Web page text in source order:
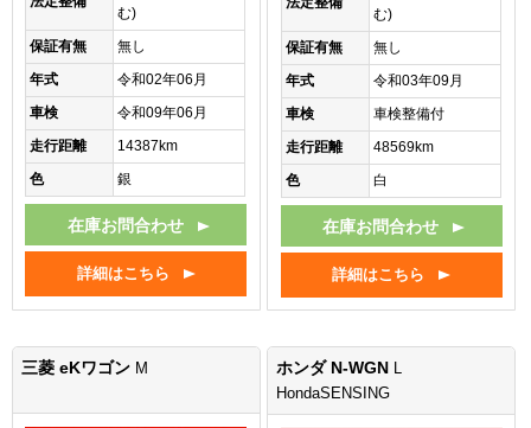
む)
保証有無
無し
年式
令和02年06月
車検
令和09年06月
走行距離
14387km
色
銀
在庫お問合わせ
詳細はこちら
む)
保証有無
無し
年式
令和03年09月
車検
車検整備付
走行距離
48569km
色
白
在庫お問合わせ
詳細はこちら
三菱 eKワゴン M ホンダ N-WGN L
HondaSENSING